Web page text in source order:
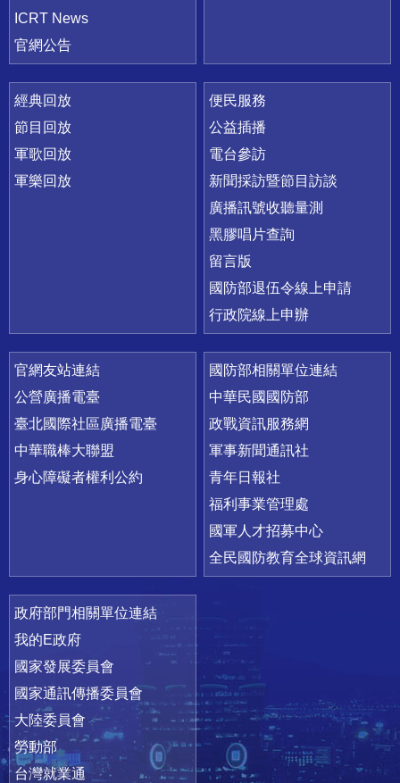
ICRT News
官網公告
經典回放
節目回放
軍歌回放
軍樂回放
便民服務
公益插播
電台參訪
新聞採訪暨節目訪談
廣播訊號收聽量測
黑膠唱片查詢
留言版
國防部退伍令線上申請
行政院線上申辦
官網友站連結
公營廣播電臺
臺北國際社區廣播電臺
中華職棒大聯盟
身心障礙者權利公約
國防部相關單位連結
中華民國國防部
政戰資訊服務網
軍事新聞通訊社
青年日報社
福利事業管理處
國軍人才招募中心
全民國防教育全球資訊網
政府部門相關單位連結
我的E政府
國家發展委員會
國家通訊傳播委員會
大陸委員會
勞動部
台灣就業通